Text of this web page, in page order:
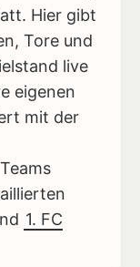
Hier gibt
Tore und
live
eigenen
mit der
1. FC